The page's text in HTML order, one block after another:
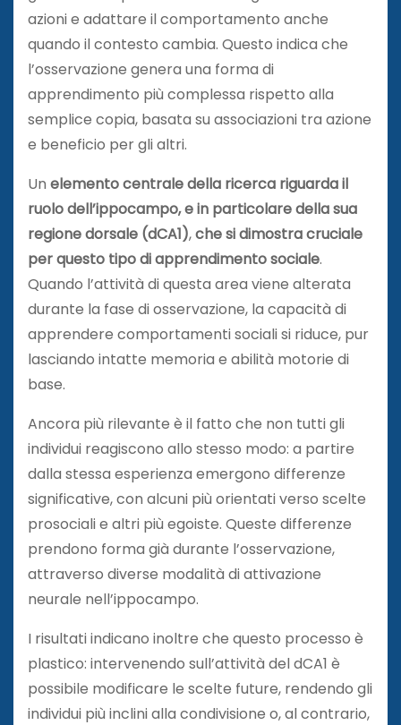
azioni e adattare il comportamento anche
quando il contesto cambia. Questo indica che
l’osservazione genera una forma di
apprendimento più complessa rispetto alla
semplice copia, basata su associazioni tra azione
e beneficio per gli altri.
Un elemento centrale della ricerca riguarda il
ruolo dell’ippocampo, e in particolare della sua
regione dorsale (dCA1),che si dimostra cruciale
per questo tipo di apprendimento sociale.
Quando l’attività di questa area viene alterata
durante la fase di osservazione, la capacità di
apprendere comportamenti sociali si riduce, pur
lasciando intatte memoria e abilità motorie di
base.
Ancora più rilevante è il fatto che non tutti gli
individui reagiscono allo stesso modo: a partire
dalla stessa esperienza emergono differenze
significative, con alcuni più orientati verso scelte
prosociali e altri più egoiste. Queste differenze
prendono forma già durante l’osservazione,
attraverso diverse modalità di attivazione
neurale nell’ippocampo.
I risultati indicano inoltre che questo processo è
plastico: intervenendo sull’attività del dCA1 è
possibile modificare le scelte future, rendendo gli
individui più inclini alla condivisione o, al contrario,